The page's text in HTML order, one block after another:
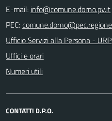
E-mail:
PEC:
Ufficio Servizi alla Persona - URP
Uffici e orari
Numeri utili
CONTATTI D.P.O.